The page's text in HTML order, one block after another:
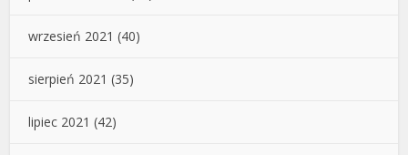
wrzesień 2021 (40)
sierpień 2021 (35)
lipiec 2021 (42)